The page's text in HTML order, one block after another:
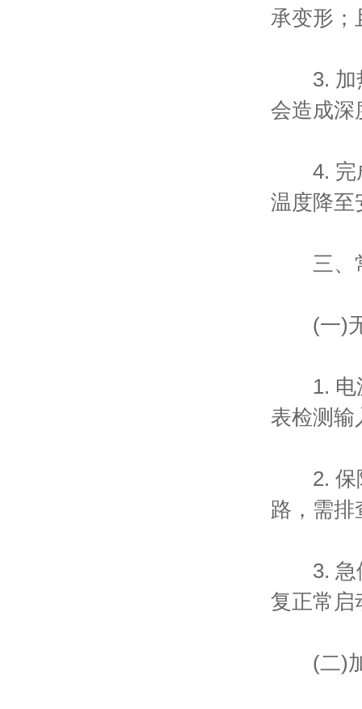
承变形；
3. 加热
会造成深
4. 完成
温度降至
三、
(一)无
1. 电源
表检测输
2. 保险
路，需排
3. 急停
复正常启
(二)加